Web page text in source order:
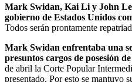
Mark Swidan, Kai Li y John
gobierno de Estados Unidos
Todos serán prontamente
Mark Swidan enfrentaba una
presuntos cargos de posesión
de abril la Corte Popular
presentado. Por esto se mantuvo